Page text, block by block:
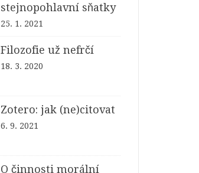
stejnopohlavní sňatky
25. 1. 2021
Filozofie už nefrčí
18. 3. 2020
Zotero: jak (ne)citovat
6. 9. 2021
O činnosti morální